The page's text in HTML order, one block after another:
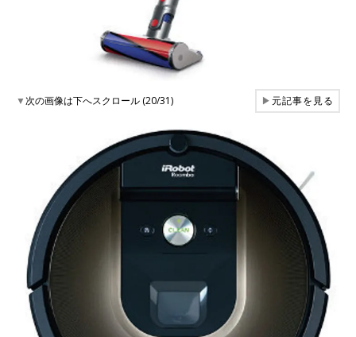
▼次の画像は下へスクロール (20/31) ▶元記事を見る